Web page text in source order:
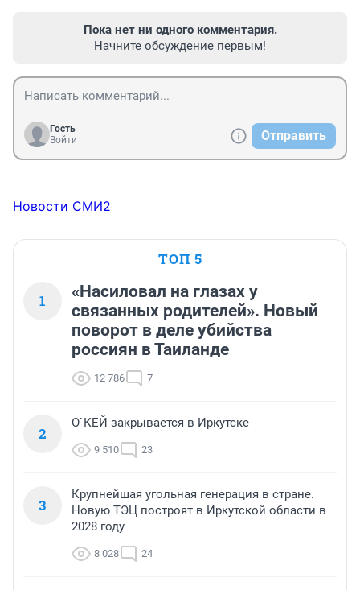
Пока нет ни одного комментария.
Начните обсуждение первым!
Гость
Войти
Отправить
Новости СМИ2
ТОП 5
1
«Насиловал на глазах у
связанных родителей». Новый
поворот в деле убийства
россиян в Таиланде
12 786 7
2
О`КЕЙ закрывается в Иркутске
9 510 23
3
Крупнейшая угольная генерация в стране.
Новую ТЭЦ построят в Иркутской области в
2028 году
8 028 24